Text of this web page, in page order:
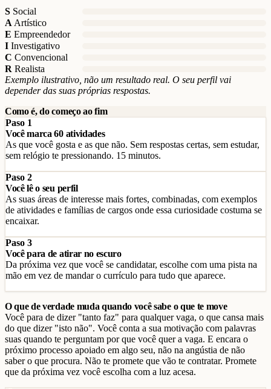
S Social
A Artístico
E Empreendedor
I Investigativo
C Convencional
R Realista
Exemplo ilustrativo, não um resultado real. O seu perfil vai
depender das suas próprias respostas.
Como é, do começo ao fim
Paso 1
Você marca 60 atividades
As que você gosta e as que não. Sem respostas certas, sem estudar,
sem relógio te pressionando. 15 minutos.
Paso 2
Você lê o seu perfil
As suas áreas de interesse mais fortes, combinadas, com exemplos
de atividades e famílias de cargos onde essa curiosidade costuma se
encaixar.
Paso 3
Você para de atirar no escuro
Da próxima vez que você se candidatar, escolhe com uma pista na
mão em vez de mandar o currículo para tudo que aparece.
O que de verdade muda quando você sabe o que te move
Você para de dizer "tanto faz" para qualquer vaga, o que cansa mais
do que dizer "isto não". Você conta a sua motivação com palavras
suas quando te perguntam por que você quer a vaga. E encara o
próximo processo apoiado em algo seu, não na angústia de não
saber o que procura. Não te promete que vão te contratar. Promete
que da próxima vez você escolha com a luz acesa.